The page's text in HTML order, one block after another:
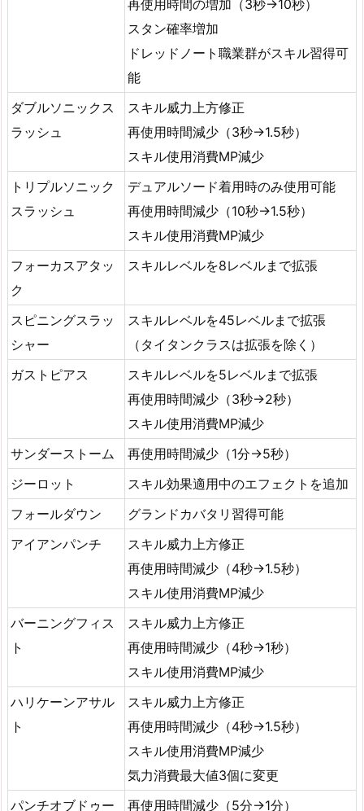
再使用時間の増加（3秒→10秒）
スタン確率増加
ドレッドノート職業群がスキル習得可
能
ダブルソニックス
ラッシュ
スキル威力上方修正
再使用時間減少（3秒→1.5秒）
スキル使用消費MP減少
トリプルソニック
スラッシュ
デュアルソード着用時のみ使用可能
再使用時間減少（10秒→1.5秒）
スキル使用消費MP減少
フォーカスアタッ
ク
スキルレベルを8レベルまで拡張
スピニングスラッ
シャー
スキルレベルを45レベルまで拡張
（タイタンクラスは拡張を除く）
ガストピアス
スキルレベルを5レベルまで拡張
再使用時間減少（3秒→2秒）
スキル使用消費MP減少
サンダーストーム
再使用時間減少（1分→5秒）
ジーロット
スキル効果適用中のエフェクトを追加
フォールダウン
グランドカバタリ習得可能
アイアンパンチ
スキル威力上方修正
再使用時間減少（4秒→1.5秒）
スキル使用消費MP減少
バーニングフィス
ト
スキル威力上方修正
再使用時間減少（4秒→1秒）
スキル使用消費MP減少
ハリケーンアサル
ト
スキル威力上方修正
再使用時間減少（4秒→1.5秒）
スキル使用消費MP減少
気力消費最大値3個に変更
パンチオブドゥー
再使用時間減少（5分→1分）